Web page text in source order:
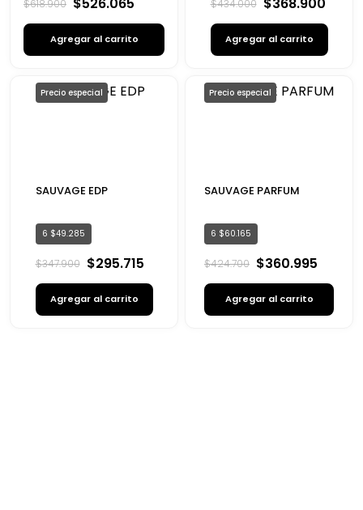
$618.900
Agregar al carrito
$434.000
Agregar al carrito
Precio especial
SAUVAGE EDP
6 $49.285
$347.900 $295.715
Agregar al carrito
Precio especial
SAUVAGE PARFUM
6 $60.165
$424.700 $360.995
Agregar al carrito